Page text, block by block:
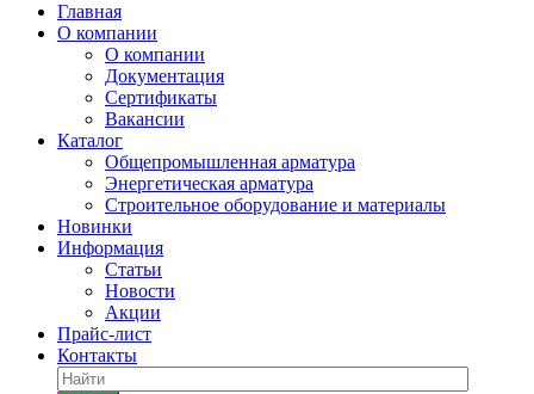
Главная
О компании
О компании
Документация
Сертификаты
Вакансии
Каталог
Общепромышленная арматура
Энергетическая арматура
Строительное оборудование и материалы
Новинки
Информация
Статьи
Новости
Акции
Прайс-лист
Контакты